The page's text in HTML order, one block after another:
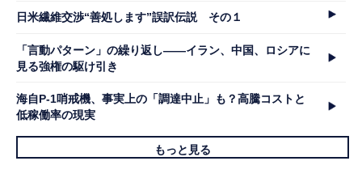
日米繊維交渉“善処します”誤訳伝説 その１
「言動パターン」の繰り返し――イラン、中国、ロシアに
見る強権の駆け引き
海自P-1哨戒機、事実上の「調達中止」も？高騰コストと
低稼働率の現実
もっと見る